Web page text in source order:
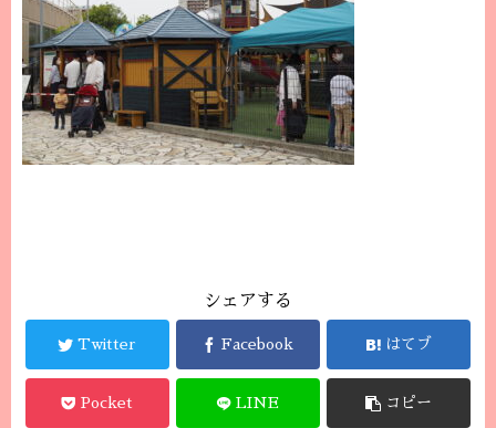
シェアする
Twitter Facebook はてブ
Pocket LINE コピー